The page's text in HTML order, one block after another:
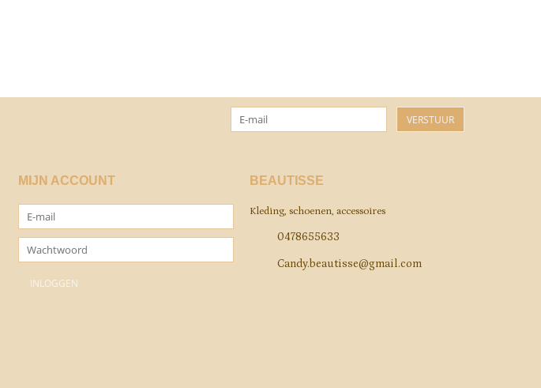
VERSTUUR
MIJN ACCOUNT BEAUTISSE
Kleding, schoenen, accessoires
0478655633
Candy.beautisse@gmail.com